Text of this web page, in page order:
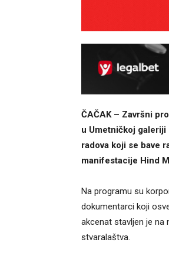
ČAČAK – Završni
u Umetničkoj galeriji
radova koji se bave
manifestacije Hind
Na programu su
dokumentarci koji
akcenat stavljen je na
stvaralaštva.